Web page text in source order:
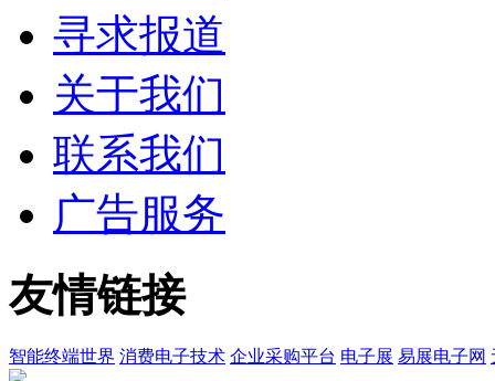
寻求报道
关于我们
联系我们
广告服务
友情链接
智能终端世界 消费电子技术 企业采购平台 电子展 易展电子网